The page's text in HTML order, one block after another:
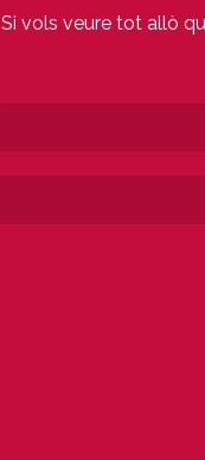
Si vols veure tot allò